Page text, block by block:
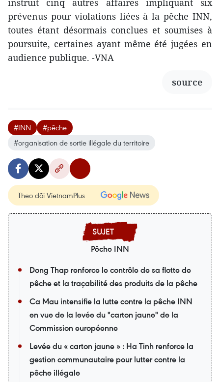
instruit cinq autres affaires impliquant six
prévenus pour violations liées à la pêche INN,
toutes étant désormais conclues et soumises à
poursuite, certaines ayant même été jugées en
audience publique. -VNA
source
#INN
#pêche
#organisation de sortie illégale du territoire
Theo dõi VietnamPlus
Pêche INN
Dong Thap renforce le contrôle de sa flotte de
pêche et la traçabilité des produits de la pêche
Ca Mau intensifie la lutte contre la pêche INN
en vue de la levée du "carton jaune" de la
Commission européenne
Levée du « carton jaune » : Ha Tinh renforce la
gestion communautaire pour lutter contre la
pêche illégale